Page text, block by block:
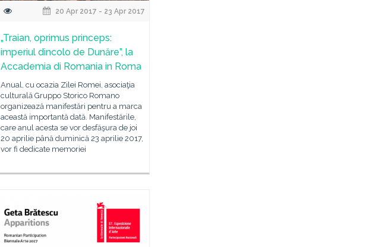
20 Apr 2017 - 23 Apr 2017
„Traian, oprimus princeps:
imperiul dincolo de Dunăre”, la
Accademia di Romania in Roma
Anual, cu ocazia Zilei Romei, asociaţia
culturală Gruppo Storico Romano
organizează manifestări pentru a marca
această importantă dată. Manifestările,
care anul acesta se vor desfăşura de joi
20 aprilie până duminică 23 aprilie 2017,
vor fi dedicate memoriei